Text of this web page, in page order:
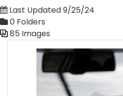
Last Updated 9/25/24
0 Folders
85 Images